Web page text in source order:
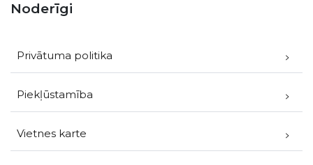
Noderīgi
Privātuma politika
Piekļūstamība
Vietnes karte